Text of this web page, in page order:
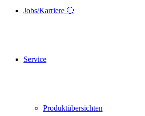
Jobs/Karriere 🔴
Service
Produktübersichten